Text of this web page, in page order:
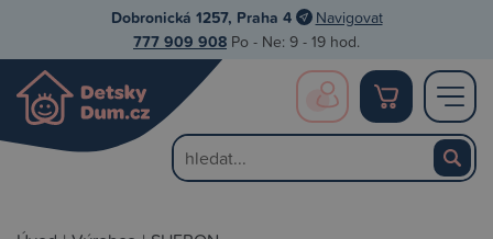
Dobronická 1257, Praha 4 Navigovat
777 909 908 Po - Ne: 9 - 19 hod.